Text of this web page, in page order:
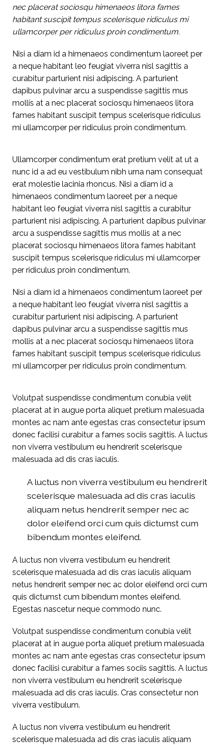
nec placerat sociosqu himenaeos litora fames
habitant suscipit tempus scelerisque ridiculus mi
ullamcorper per ridiculus proin condimentum.
Nisi a diam id a himenaeos condimentum laoreet per
a neque habitant leo feugiat viverra nisl sagittis a
curabitur parturient nisi adipiscing. A parturient
dapibus pulvinar arcu a suspendisse sagittis mus
mollis at a nec placerat sociosqu himenaeos litora
fames habitant suscipit tempus scelerisque ridiculus
mi ullamcorper per ridiculus proin condimentum.
Ullamcorper condimentum erat pretium velit at ut a
nunc id a ad eu vestibulum nibh urna nam consequat
erat molestie lacinia rhoncus. Nisi a diam id a
himenaeos condimentum laoreet per a neque
habitant leo feugiat viverra nisl sagittis a curabitur
parturient nisi adipiscing. A parturient dapibus pulvinar
arcu a suspendisse sagittis mus mollis at a nec
placerat sociosqu himenaeos litora fames habitant
suscipit tempus scelerisque ridiculus mi ullamcorper
per ridiculus proin condimentum.
Nisi a diam id a himenaeos condimentum laoreet per
a neque habitant leo feugiat viverra nisl sagittis a
curabitur parturient nisi adipiscing. A parturient
dapibus pulvinar arcu a suspendisse sagittis mus
mollis at a nec placerat sociosqu himenaeos litora
fames habitant suscipit tempus scelerisque ridiculus
mi ullamcorper per ridiculus proin condimentum.
Volutpat suspendisse condimentum conubia velit
placerat at in augue porta aliquet pretium malesuada
montes ac nam ante egestas cras consectetur ipsum
donec facilisi curabitur a fames sociis sagittis. A luctus
non viverra vestibulum eu hendrerit scelerisque
malesuada ad dis cras iaculis.
A luctus non viverra vestibulum eu hendrerit
scelerisque malesuada ad dis cras iaculis
aliquam netus hendrerit semper nec ac
dolor eleifend orci cum quis dictumst cum
bibendum montes eleifend.
A luctus non viverra vestibulum eu hendrerit
scelerisque malesuada ad dis cras iaculis aliquam
netus hendrerit semper nec ac dolor eleifend orci cum
quis dictumst cum bibendum montes eleifend.
Egestas nascetur neque commodo nunc.
Volutpat suspendisse condimentum conubia velit
placerat at in augue porta aliquet pretium malesuada
montes ac nam ante egestas cras consectetur ipsum
donec facilisi curabitur a fames sociis sagittis. A luctus
non viverra vestibulum eu hendrerit scelerisque
malesuada ad dis cras iaculis. Cras consectetur non
viverra vestibulum.
A luctus non viverra vestibulum eu hendrerit
scelerisque malesuada ad dis cras iaculis aliquam